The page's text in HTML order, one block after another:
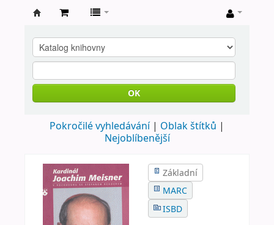
knihovna
Nové
Město
Metují
OK
Pokročilé vyhledávání
Oblak štítků
Nejoblíbenější
Základní
MARC
ISBD